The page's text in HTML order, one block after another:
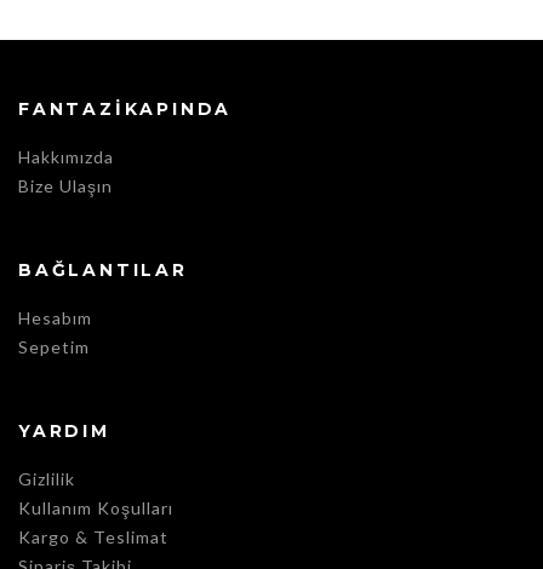
FANTAZIKAPINDA
Hakkımızda
Bize Ulaşın
BAĞLANTILAR
Hesabım
Sepetim
YARDIM
Gizlilik
Kullanım Koşulları
Kargo & Teslimat